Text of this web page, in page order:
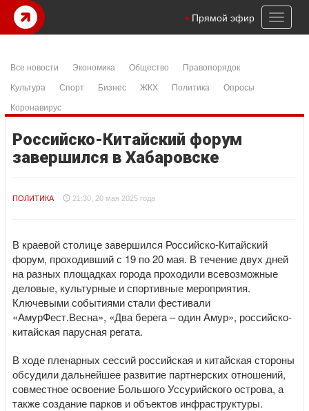
Toggle
Прямой эфир
Все новости Экономика Общество
Правопорядок
Культура
Спорт Бизнес ЖКХ Политика
Опросы
Коронавирус
Российско-Китайский форум
завершился в Хабаровске
ПОЛИТИКА 21:30, 20 мая 2025 года
В краевой столице завершился Российско-Китайский
форум, проходивший с 19 по 20 мая. В течение двух дней
на разных площадках города проходили всевозможные
деловые, культурные и спортивные мероприятия.
Ключевыми событиями стали фестивали
«АмурФест.Весна», «Два берега – один Амур», российско-
китайская парусная регата.
В ходе пленарных сессий российская и китайская стороны
обсудили дальнейшее развитие партнерских отношений,
совместное освоение Большого Уссурийского острова, а
также создание парков и объектов инфраструктуры.